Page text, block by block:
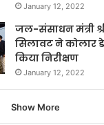
January 12, 2022
जल-संसाधन मंत्री
सिलावट ने कोलार
किया निरीक्षण
January 12, 2022
Show More